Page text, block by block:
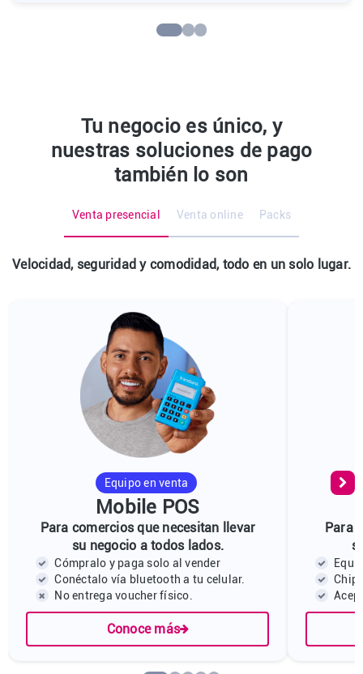
Tu negocio es único, y
nuestras soluciones de pago
también lo son
Venta presencial Venta online Packs
Velocidad, seguridad y comodidad, todo en un solo lugar.
Equipo en venta
Mobile POS
Para comercios que necesitan llevar
su negocio a todos lados.
Cómpralo y paga solo al vender
Conéctalo vía bluetooth a tu celular.
No entrega voucher físico.
Conoce más
Para
Chip